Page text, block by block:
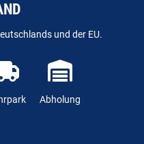
und der EU.
Abholung